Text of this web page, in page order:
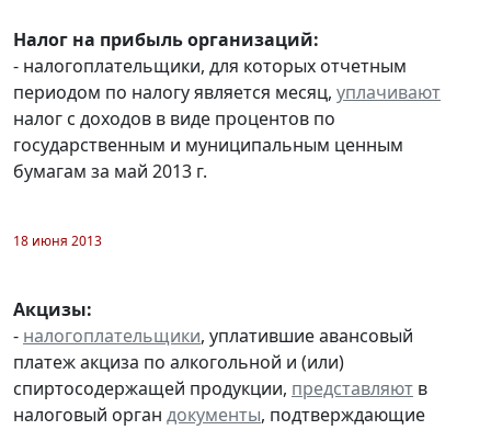
Налог на прибыль организаций:
- налогоплательщики, для которых отчетным
периодом по налогу является месяц, уплачивают
налог с доходов в виде процентов по
государственным и муниципальным ценным
бумагам за май 2013 г.
18 июня 2013
Акцизы:
- налогоплательщики, уплатившие авансовый
платеж акциза по алкогольной и (или)
спиртосодержащей продукции, представляют в
налоговый орган документы, подтверждающие